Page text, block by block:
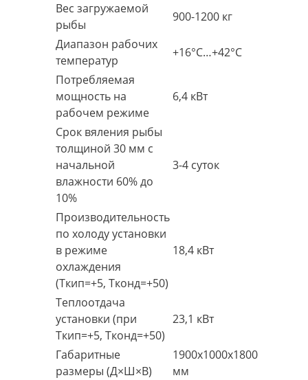
Вес загружаемой
рыбы
900-1200 кг
Диапазон рабочих
температур
+16°C…+42°C
Потребляемая
мощность на
рабочем режиме
6,4 кВт
Срок вяления рыбы
толщиной 30 мм с
начальной
влажности 60% до
10%
3-4 суток
Производительность
по холоду установки
в режиме
охлаждения
(Ткип=+5, Тконд=+50)
18,4 кВт
Теплоотдача
установки (при
Ткип=+5, Тконд=+50)
23,1 кВт
Габаритные
размеры (Д×Ш×В)
1900х1000х1800
мм